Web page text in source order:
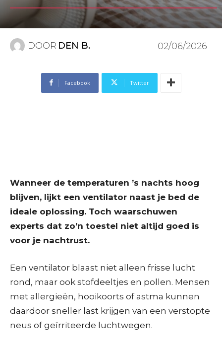
DOOR DEN B. 02/06/2026
Facebook Twitter
Wanneer de temperaturen ’s nachts hoog
blijven, lijkt een ventilator naast je bed de
ideale oplossing. Toch waarschuwen
experts dat zo’n toestel niet altijd goed is
voor je nachtrust.
Een ventilator blaast niet alleen frisse lucht
rond, maar ook stofdeeltjes en pollen. Mensen
met allergieën, hooikoorts of astma kunnen
daardoor sneller last krijgen van een verstopte
neus of geïrriteerde luchtwegen.